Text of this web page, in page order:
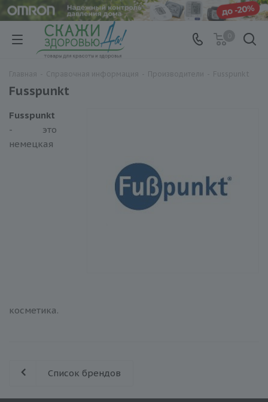
Fusspunkt
Fusspunkt
- это
немецкая
косметика.
Список брендов